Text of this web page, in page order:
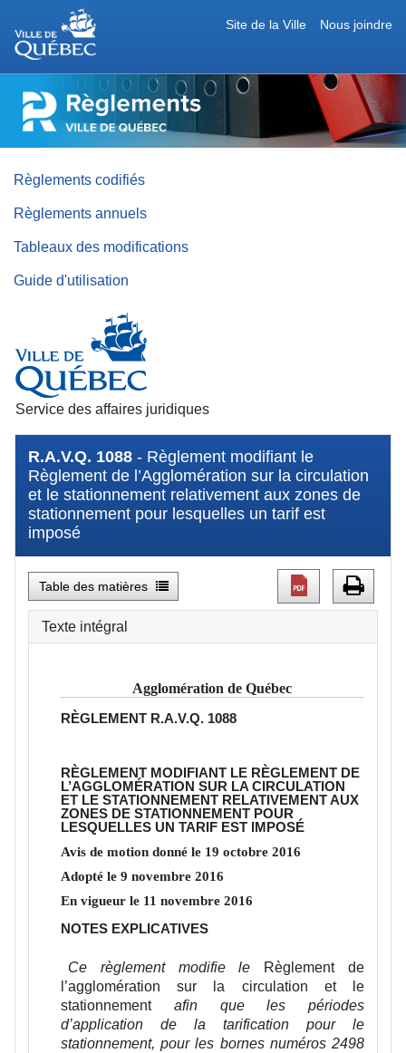
Nous joindre
Site de la Ville
RÈGLEMENTS
DE
QUÉBEC
Règlements codifiés
Règlements annuels
Tableaux des modifications
Guide d'utilisation
Service des affaires juridiques
R.A.V.Q. 1088 - Règlement modifiant le
Règlement de l’Agglomération sur la circulation
et le stationnement relativement aux zones de
stationnement pour lesquelles un tarif est
imposé
Table des matières
Texte intégral
Agglomération de Québec
RÈGLEMENT R.A.V.Q. 1088
RÈGLEMENT MODIFIANT LE RÈGLEMENT DE
L’AGGLOMÉRATION SUR LA CIRCULATION
ET LE STATIONNEMENT RELATIVEMENT AUX
ZONES DE STATIONNEMENT POUR
LESQUELLES UN TARIF EST IMPOSÉ
Avis de motion donné le 19octobre2016
Adopté le9novembre2016
En vigueur le 11novembre2016
NOTES EXPLICATIVES
Ce règlement modifie le
Règlement de
l’agglomération sur la circulation et le
stationnementafin que les périodes
d’application de la tarification pour le
stationnement, pour les bornes numéros 2498